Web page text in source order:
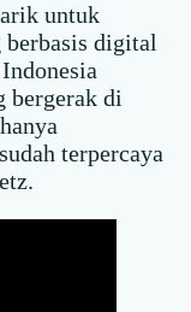
untuk
berbasis digital
bergerak di
terpercaya